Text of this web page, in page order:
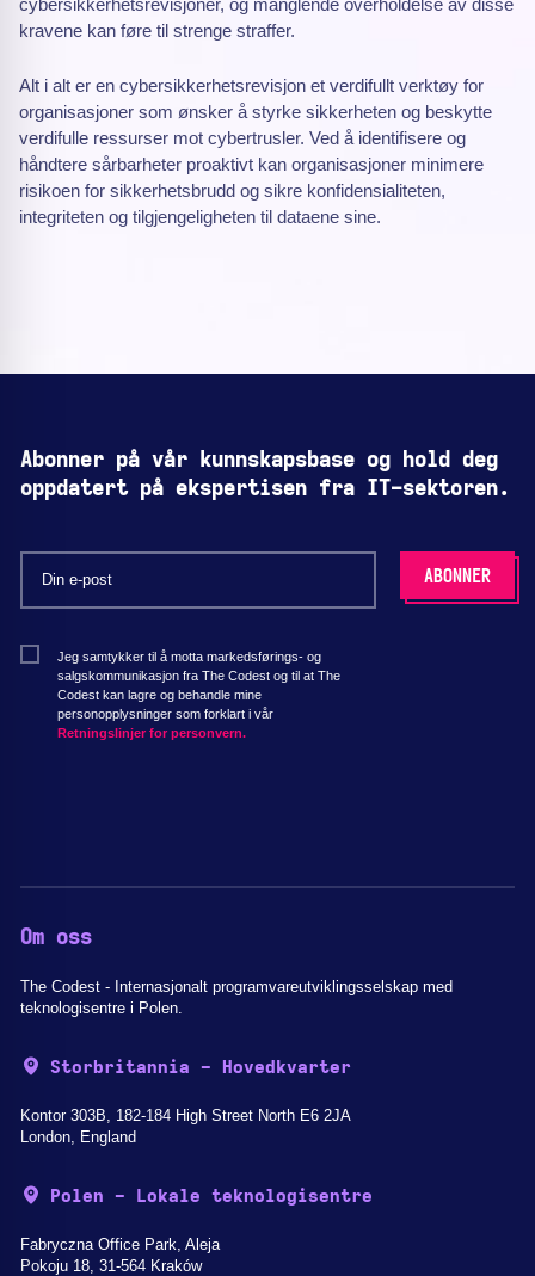
cybersikkerhetsrevisjoner, og manglende overholdelse av disse
kravene kan føre til strenge straffer.
Alt i alt er en cybersikkerhetsrevisjon et verdifullt verktøy for
organisasjoner som ønsker å styrke sikkerheten og beskytte
verdifulle ressurser mot cybertrusler. Ved å identifisere og
håndtere sårbarheter proaktivt kan organisasjoner minimere
risikoen for sikkerhetsbrudd og sikre konfidensialiteten,
integriteten og tilgjengeligheten til dataene sine.
Abonner på vår kunnskapsbase og hold deg
oppdatert på ekspertisen fra IT-sektoren.
Jeg samtykker til å motta markedsførings- og
salgskommunikasjon fra The Codest og til at The
Codest kan lagre og behandle mine
personopplysninger som forklart i vår
Retningslinjer for personvern.
Om oss
The Codest - Internasjonalt programvareutviklingsselskap med
teknologisentre i Polen.
Storbritannia - Hovedkvarter
Kontor 303B, 182-184 High Street North E6 2JA
London, England
Polen - Lokale teknologisentre
Fabryczna Office Park, Aleja
Pokoju 18, 31-564 Kraków